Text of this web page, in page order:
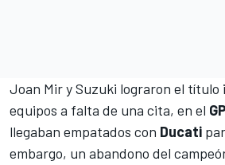
Joan Mir y Suzuki lograron el título
equipos a falta de una cita, en el
llegaban empatados con Ducati
embargo, un abandono del